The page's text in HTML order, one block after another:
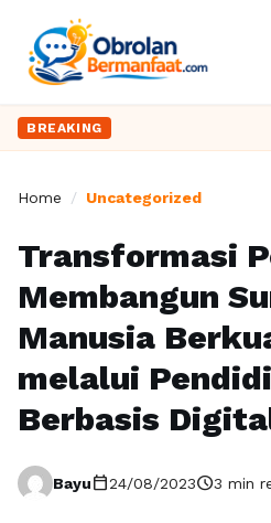
BREAKING
Home / Uncategorized
Transformasi
Membangun
Manusia
melalui
Berbasis
Bayucalendar_today24/08/2023schedule3 min